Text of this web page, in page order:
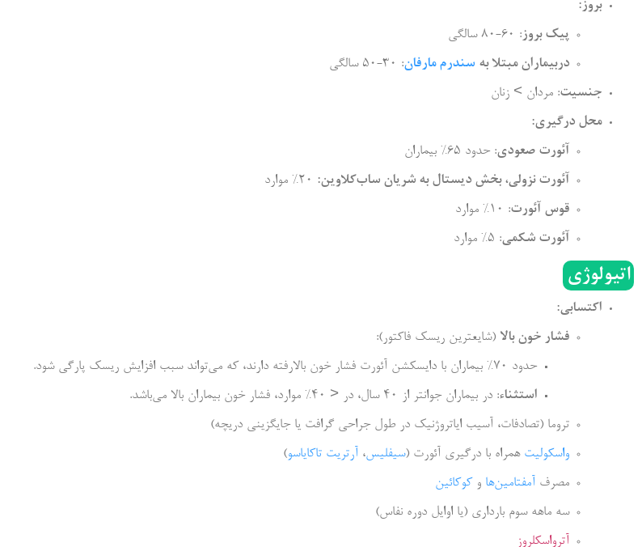
بروز:
پیک بروز: 60-80 سالگی
دربیماران مبتلا به سندرم مارفان: 30-50 سالگی
جنسیت: مردان > زنان
محل درگیری:
آئورت صعودی: حدود 65% بیماران
آئورت نزولی، بخش دیستال به شریان ساب‌کلاوین:
قوس آئورت: 10% موارد
آئورت شکمی: 5% موارد
اتیولوژی
اکتسابی:
فشار خون بالا (شایعترین ریسک فاکتور):
حدود 70% بیماران با دایسکشن آئورت فشار خون بالارفته دارند، که می‌تواند سبب افزایش ریسک پارگی شود.
استثناء: در بیماران جوانتر از 40 سال، در < 40% موارد، فشار خون بیماران بالا می‌باشد.
تروما (تصادفات، آسیب ایاتروژنیک در طول جراحی گرافت یا جایگزینی دریچه)
واسکولیتهمراه با درگیری آئورت (سیفلیس، آرتریت تاکایاسو)
مصرف آمفتامین‌ها و کوکائین
سه ماهه سوم بارداری (یا اوایل دوره نفاس)
آترواسکلروز